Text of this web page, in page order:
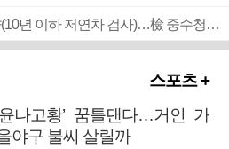
■ 검사 신분 버리고 직급하향(10년 이하 저연차 검사)…檢 중수청행 기피
스포츠 +
윤나고황’ 꿈틀댄다…거인 가
야구 불씨 살릴까